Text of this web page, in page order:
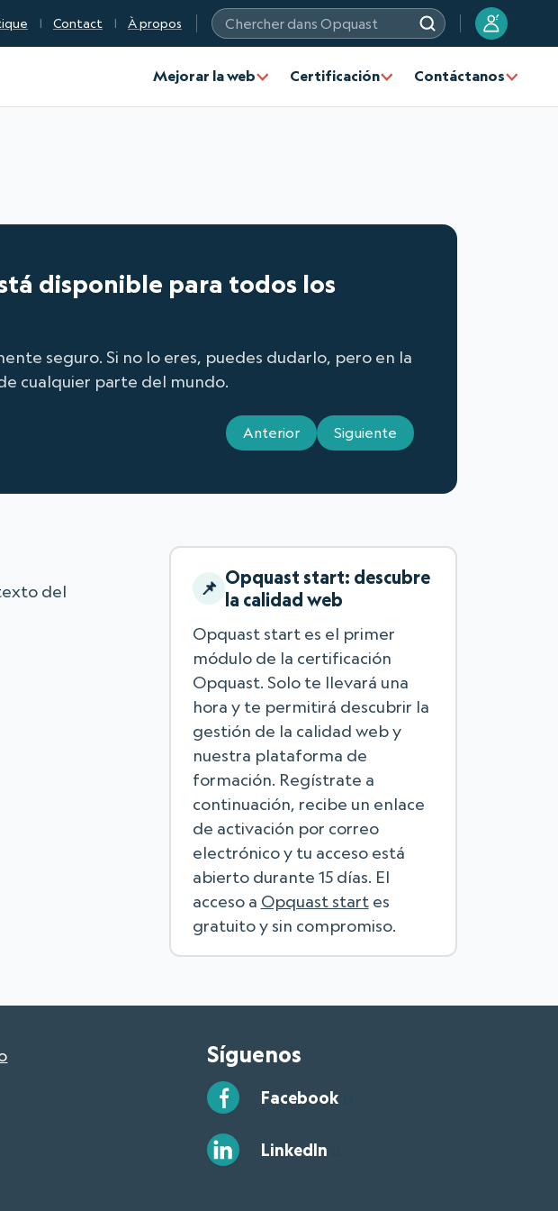
Contact À propos
Chercher dans Opquast
?
Mejorar la web Certificación Contáctanos
disponible para todos los
seguro. Si no lo eres, puedes dudarlo, pero en la
cualquier parte del mundo.
Anterior Siguiente
Opquast start: descubre
la calidad web
Opquast start es el primer
módulo de la certificación
Opquast. Solo te llevará una
hora y te permitirá descubrir la
gestión de la calidad web y
nuestra plataforma de
formación. Regístrate a
continuación, recibe un enlace
de activación por correo
electrónico y tu acceso está
abierto durante 15 días. El
acceso a Opquast startes
gratuito y sin compromiso.
del
Síguenos
Facebook
LinkedIn